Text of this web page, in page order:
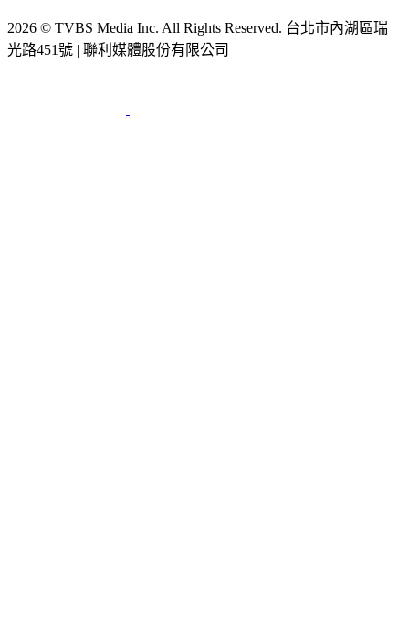
2026 © TVBS Media Inc. All Rights Reserved. 台北市內湖區瑞
光路451號 | 聯利媒體股份有限公司